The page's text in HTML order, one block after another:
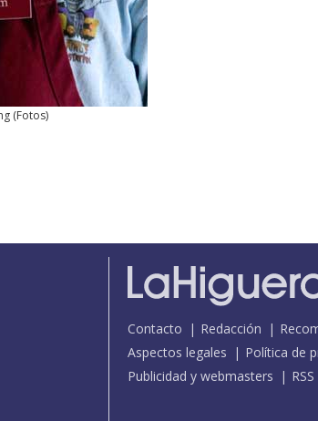
(Fotos)
Contacto Redacción
Aspectos legales
Política de
Publicidad y webmasters
RSS